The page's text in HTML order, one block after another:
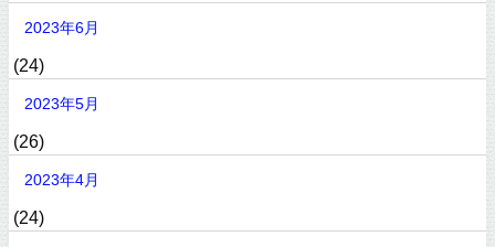
2023年6月
(24)
2023年5月
(26)
2023年4月
(24)